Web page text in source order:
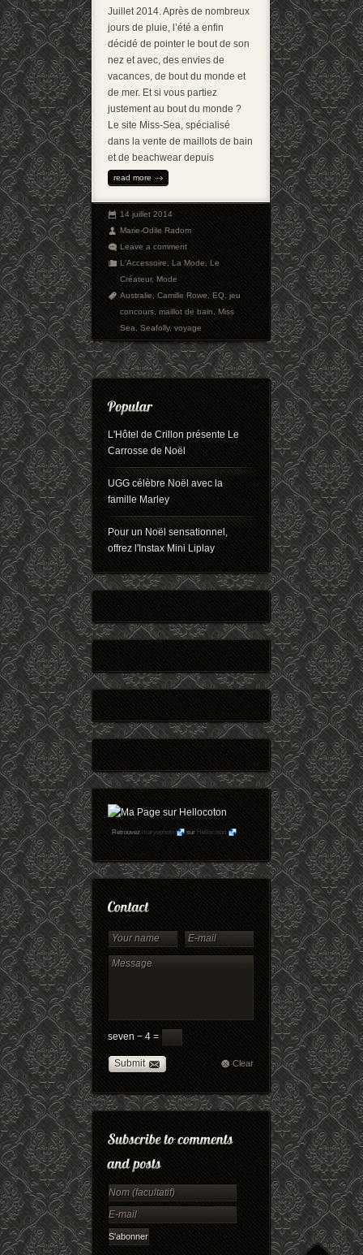
Juillet 2014. Après de nombreux
jours de pluie, l’été a enfin
décidé de pointer le bout de son
nez et avec, des envies de
vacances, de bout du monde et
de mer. Et si vous partiez
justement au bout du monde ?
Le site Miss-Sea, spécialisé
dans la vente de maillots de bain
et de beachwear depuis
read more
14 juillet 2014
Marie-Odile Radom
Leave a comment
L'Accessoire,La Mode,Le
Créateur,Mode
Australie,Camille Rowe,EQ,jeu
concours,maillot de bain,Miss
Sea,Seafolly,voyage
L'Hôtel de Crillon présente Le
Carrosse de Noël
UGG célèbre Noël avec la
famille Marley
Pour un Noël sensationnel,
offrez l'Instax Mini Liplay
Retrouvezmaryophoto surHellocoton
seven − 4 =
Submit Clear